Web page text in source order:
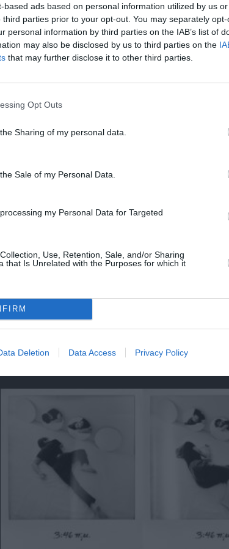
based ads based on personal information utilized by us
third parties prior to your opt-out. You may separately
personal information by third parties on the IAB’s list of
may also be disclosed by us to third parties on the
that may further disclose it to other third parties.
Opt Outs
Sharing of my personal data.
Sale of my Personal Data.
my Personal Data for Targeted
Use, Retention, Sale, and/or Sharing
that Is Unrelated with the Purposes for which it
Deletion Data Access Privacy Policy